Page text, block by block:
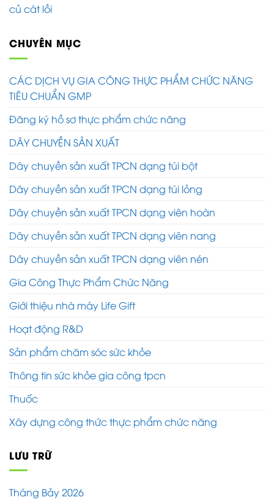
củ cát lồi
CHUYÊN MỤC
CÁC DỊCH VỤ GIA CÔNG THỰC PHẨM CHỨC NĂNG
TIÊU CHUẨN GMP
Đăng ký hồ sơ thực phẩm chức năng
DÂY CHUYỀN SẢN XUẤT
Dây chuyền sản xuất TPCN dạng túi bột
Dây chuyền sản xuất TPCN dạng túi lỏng
Dây chuyền sản xuất TPCN dạng viên hoàn
Dây chuyền sản xuất TPCN dạng viên nang
Dây chuyền sản xuất TPCN dạng viên nén
Gia Công Thực Phẩm Chức Năng
Giới thiệu nhà máy Life Gift
Hoạt động R&D
Sản phẩm chăm sóc sức khỏe
Thông tin sức khỏe gia công tpcn
Thuốc
Xây dựng công thức thực phẩm chức năng
LƯU TRỮ
Tháng Bảy 2026